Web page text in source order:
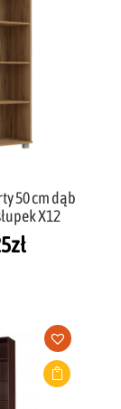
50 cm dąb
X12
zł